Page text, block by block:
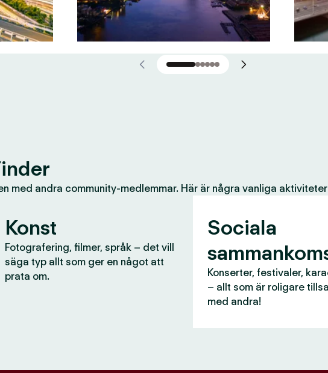
med andra community-medlemmar. Här är några vanliga
Konst
Fotografering, filmer, språk – det vill
säga typ allt som ger en något att
prata om.
Sociala
Konserter, festivaler,
– allt som är roligare
med andra!